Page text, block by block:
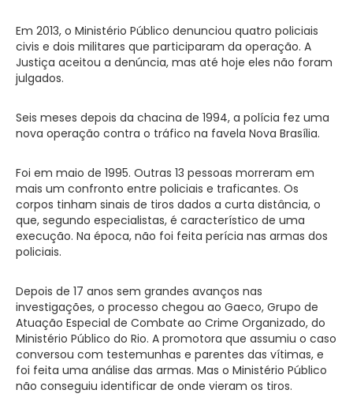
Em 2013, o Ministério Público denunciou quatro policiais
civis e dois militares que participaram da operação. A
Justiça aceitou a denúncia, mas até hoje eles não foram
julgados.
Seis meses depois da chacina de 1994, a polícia fez uma
nova operação contra o tráfico na favela Nova Brasília.
Foi em maio de 1995. Outras 13 pessoas morreram em
mais um confronto entre policiais e traficantes. Os
corpos tinham sinais de tiros dados a curta distância, o
que, segundo especialistas, é característico de uma
execução. Na época, não foi feita perícia nas armas dos
policiais.
Depois de 17 anos sem grandes avanços nas
investigações, o processo chegou ao Gaeco, Grupo de
Atuação Especial de Combate ao Crime Organizado, do
Ministério Público do Rio. A promotora que assumiu o caso
conversou com testemunhas e parentes das vítimas, e
foi feita uma análise das armas. Mas o Ministério Público
não conseguiu identificar de onde vieram os tiros.